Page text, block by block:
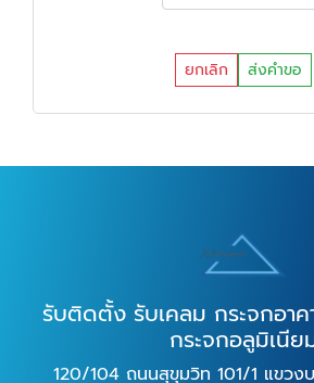
ยกเลิก ส่งคำขอ
รับติดตั้ง รับเคลม กระจกอา
กระจกอลูมิเนีย
120/104 ถนนสุขุมวิท 101/1 แขวง